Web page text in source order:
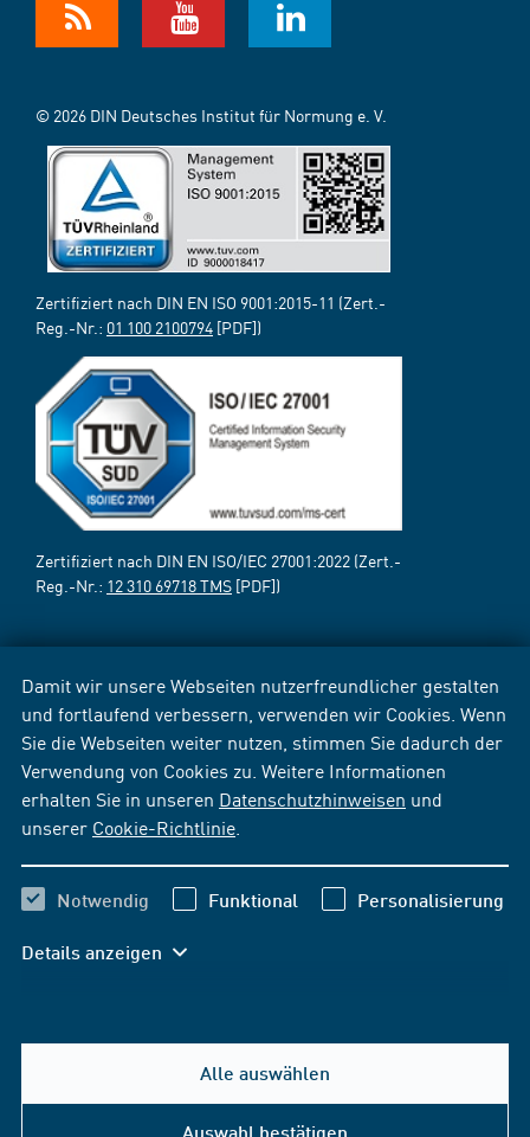
Damit wir unsere Webseiten nutzerfreundlicher gestalten
und fortlaufend verbessern, verwenden wir Cookies. Wenn
Sie die Webseiten weiter nutzen, stimmen Sie dadurch der
Verwendung von Cookies zu. Weitere Informationen
erhalten Sie in unseren Datenschutzhinweisen und
unserer Cookie-Richtlinie
Notwendig Funktional Personalisierung
Details anzeigen
Alle auswählen
Auswahl bestätigen
© 2026 DIN Deutsches Institut für Normung e. V.
Zertifiziert nach DIN EN ISO 9001:2015-11 (Zert.-
Reg.-Nr.: 01 100 2100794 [PDF])
Zertifiziert nach DIN EN ISO/IEC 27001:2022 (Zert.-
Reg.-Nr.: 12 310 69718 TMS [PDF])